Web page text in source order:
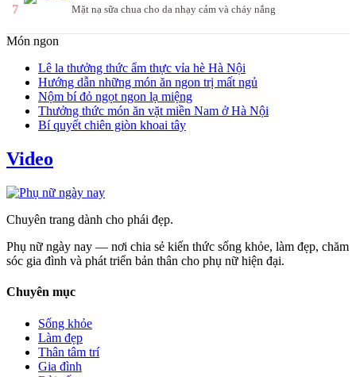
7 Mặt nạ sữa chua cho da nhạy cảm và cháy nắng
Món ngon
Lê la thưởng thức ẩm thực vỉa hè Hà Nội
Hướng dẫn những món ăn ngon trị mất ngủ
Nộm bí đỏ ngọt ngon lạ miệng
Thưởng thức món ăn vặt miền Nam ở Hà Nội
Bí quyết chiên giòn khoai tây
Video
Chuyên trang dành cho phái đẹp.
Phụ nữ ngày nay — nơi chia sẻ kiến thức sống khỏe, làm đẹp, chăm
sóc gia đình và phát triển bản thân cho phụ nữ hiện đại.
Chuyên mục
Sống khỏe
Làm đẹp
Thân tâm trí
Gia đình